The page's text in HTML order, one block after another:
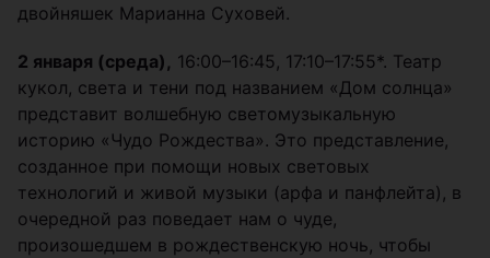
двойняшек Марианна Суховей.
2 января (среда), 16:00–16:45, 17:10–17:55*. Театр
кукол, света и тени под названием «Дом солнца»
представит волшебную светомузыкальную
историю «Чудо Рождества». Это представление,
созданное при помощи новых световых
технологий и живой музыки (арфа и панфлейта), в
очередной раз поведает нам о чуде,
произошедшем в рождественскую ночь, чтобы